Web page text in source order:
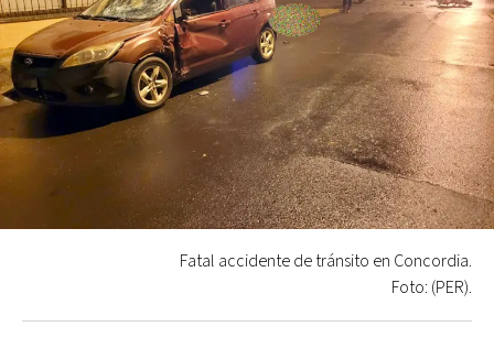
Fatal accidente de tránsito en Concordia.
Foto: (PER).